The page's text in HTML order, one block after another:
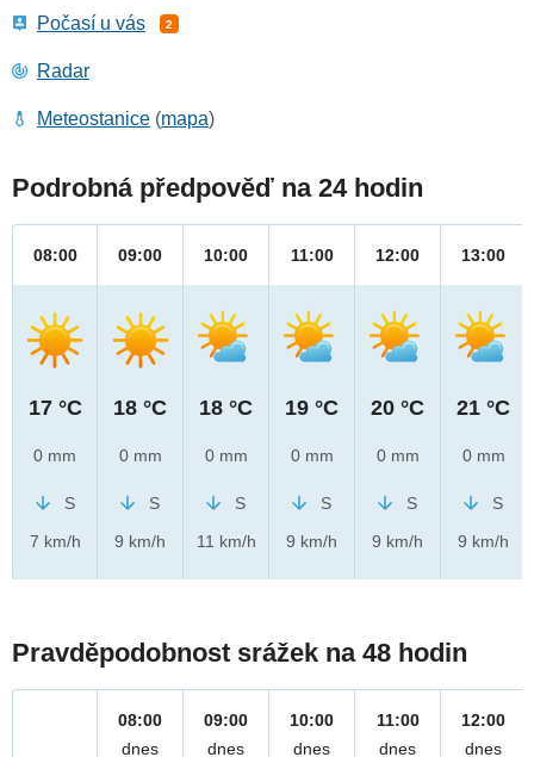
Počasí u vás 2
Radar
Meteostanice (mapa)
Podrobná předpověď na 24 hodin
08:00
17 °C
0 mm
S
7 km/h
09:00
18 °C
0 mm
S
9 km/h
10:00
18 °C
0 mm
S
11 km/h
11:00
19 °C
0 mm
S
9 km/h
12:00
20 °C
0 mm
S
9 km/h
13:00
21 °C
0 mm
S
9 km/h
Pravděpodobnost srážek na 48 hodin
08:00
dnes
09:00
dnes
10:00
dnes
11:00
dnes
12:00
dnes